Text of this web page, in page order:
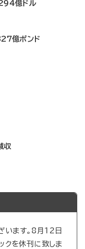
294億ドル
億ポンド
収
います。8月12日
クを休刊に致しま